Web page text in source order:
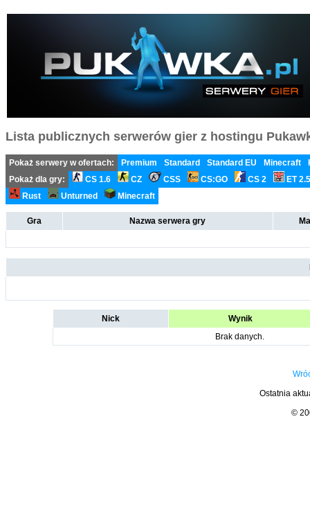
Lista publicznych serwerów gier z hostingu
Pokaż serwery w ofertach: Premium Standard Standard EU Minecraft
Pokaż dla gry:
CS 1.6 CZ CSS CS:GO CS 2
ET
Rust
Unturned Minecraft
Gra Nazwa serwera gry
Nick
Wynik
Brak danych.
Ostatnia
©